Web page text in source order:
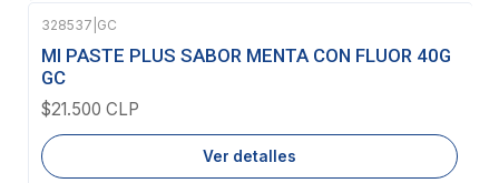
Agotado
328537 GC
MI PASTE PLUS SABOR MENTA CON FLUOR 40G
GC
$21.500 CLP
Ver detalles